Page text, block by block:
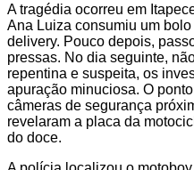
A tragédia ocorreu em
Ana Luiza consumiu um
delivery. Pouco depois,
pressas. No dia seguinte,
repentina e suspeita, os
apuração minuciosa. O
câmeras de segurança
revelaram a placa da
do doce.